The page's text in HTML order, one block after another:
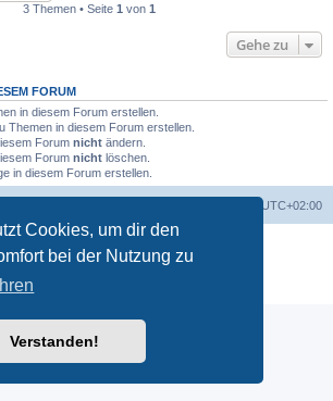
Cookies, um dir den
bei der Nutzung zu
Verstanden!
3 Themen • Seite 1 von 1
Gehe zu
FORUM
in diesem Forum erstellen.
Themen in diesem Forum erstellen.
Forum nicht ändern.
Forum nicht löschen.
in diesem Forum erstellen.
UTC+02:00
Übersetzung durchphpBB.de